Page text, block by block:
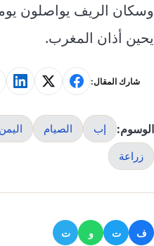
وسكان الريف يواصلون
يحين أذان المغرب.
شارك المقال:
الوسوم: إب الصيام اليمن
زراعة
ف ت و ت